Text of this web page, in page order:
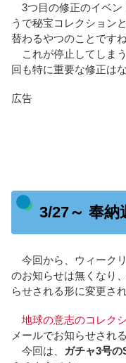
3つ目の修正のイベン
うで秘宝コレクション
替わるやつのことですね
これが停止してしま
回も特に重要な修正は
広告
3/27～ 奉
今回から、ウィーク
のお知らせは無くなり
らせされる形に変更さ
地球の意志のコレク
メールでお知らせされ
今回は、
ガチャ3号